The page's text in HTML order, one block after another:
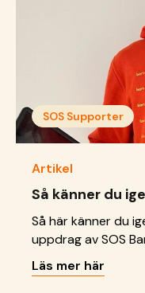
SOS Supporter
Artikel
Så känner du
Så här känner du
uppdrag av SOS
Barnbyars logotyp
ett ID-kort med
Läs mer här